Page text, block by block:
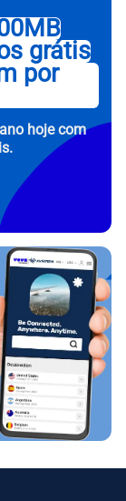
grátis
por
hoje com